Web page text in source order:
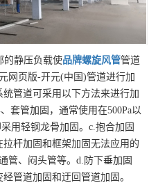
的静压负载使品牌螺旋风管管道
网页版-开元(中国)管道进行加
统管道可采用以下方法来进行加
套管加固，通常使用在500Pa以
用轻钢龙骨加固。c.抱合加固
杆加固和框架加固无法应用的
管、闷头管等。d.防下垂加固
管道加固和迂回管道加固。